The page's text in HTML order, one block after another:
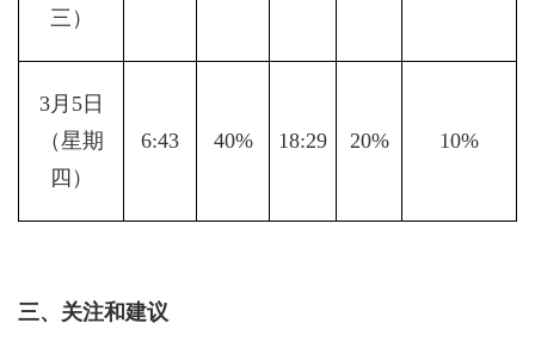
三）
3月5日
（星期
四）
6:43 40% 18:29 20% 10%
三、关注和建议